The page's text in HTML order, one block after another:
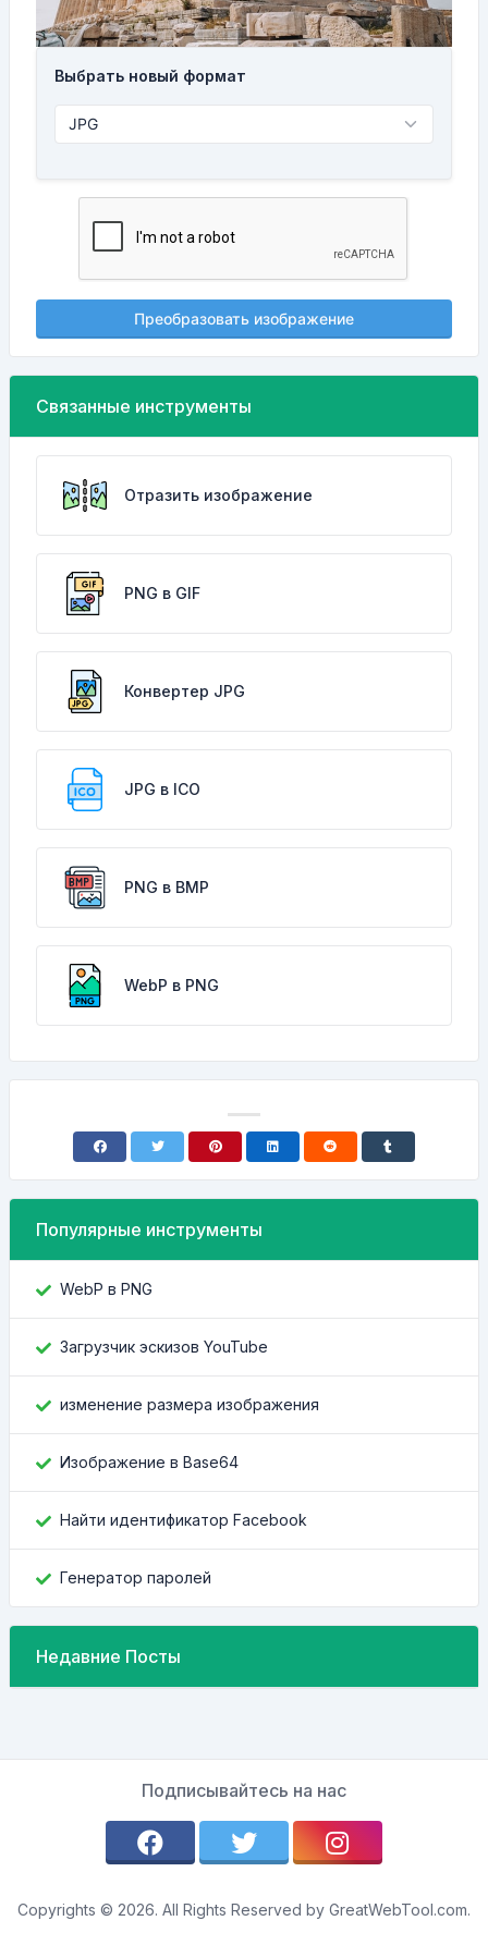
Выбрать новый формат
Преобразовать изображение
Связанные инструменты
Отразить изображение
PNG в GIF
Конвертер JPG
JPG в ICO
PNG в BMP
WebP в PNG
Популярные инструменты
WebP в PNG
Загрузчик эскизов YouTube
изменение размера изображения
Изображение в Base64
Найти идентификатор Facebook
Генератор паролей
Недавние Посты
Подписывайтесь на нас
Copyrights © 2026. All Rights Reserved by GreatWebTool.com.